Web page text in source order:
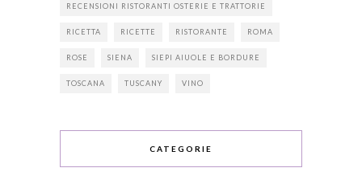
RECENSIONI RISTORANTI OSTERIE E TRATTORIE
RICETTA RICETTE RISTORANTE ROMA
ROSE SIENA SIEPI AIUOLE E BORDURE
TOSCANA TUSCANY VINO
CATEGORIE